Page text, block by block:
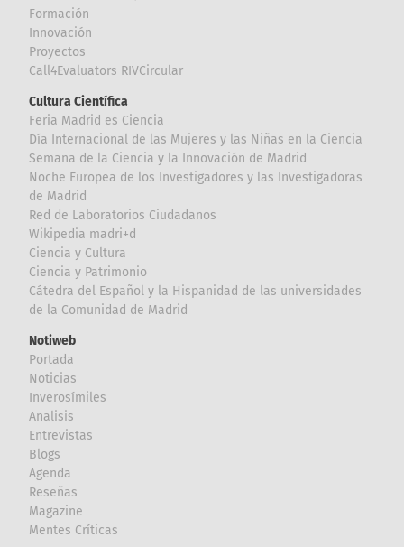
Formación
Innovación
Proyectos
Call4Evaluators RIVCircular
Cultura Científica
Feria Madrid es Ciencia
Día Internacional de las Mujeres y las Niñas en la Ciencia
Semana de la Ciencia y la Innovación de Madrid
Noche Europea de los Investigadores y las Investigadoras
de Madrid
Red de Laboratorios Ciudadanos
Wikipedia madri+d
Ciencia y Cultura
Ciencia y Patrimonio
Cátedra del Español y la Hispanidad de las universidades
de la Comunidad de Madrid
Notiweb
Portada
Noticias
Inverosímiles
Analisis
Entrevistas
Blogs
Agenda
Reseñas
Magazine
Mentes Críticas